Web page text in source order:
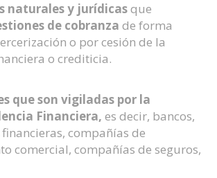
naturales y jurídicasque
de cobranza de forma
o por cesión de la
o crediticia.
que son vigiladas por la
Financiera, es decir, bancos,
compañías de
comercial, compañías de seguros,